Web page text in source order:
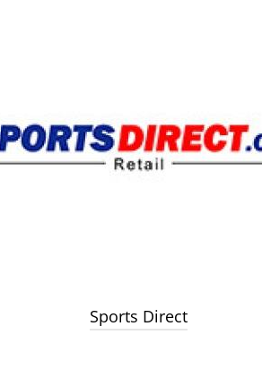
Sports Direct